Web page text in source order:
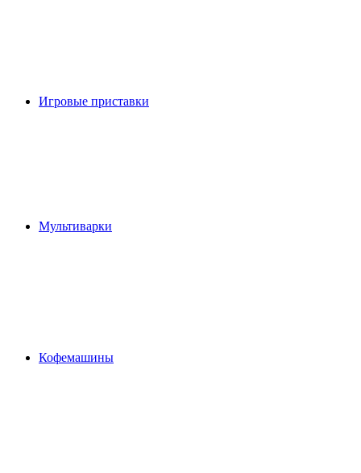
Игровые приставки
Мультиварки
Кофемашины